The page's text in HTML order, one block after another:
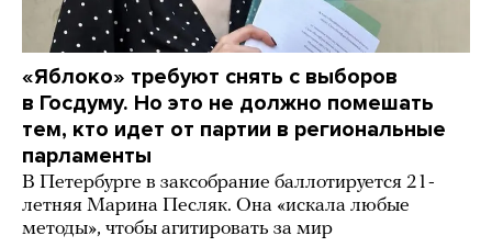
«Яблоко» требуют снять с выборов
в Госдуму. Но это не должно помешать
тем, кто идет от партии в региональные
парламенты
В Петербурге в заксобрание баллотируется 21-
летняя Марина Песляк. Она «искала любые
методы», чтобы агитировать за мир